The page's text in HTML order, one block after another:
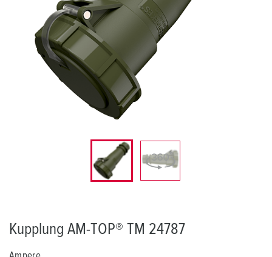
Kupplung AM-TOP® TM 24787